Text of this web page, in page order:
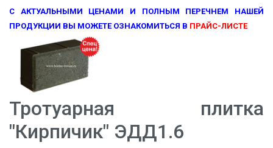
С АКТУАЛЬНЫМИ ЦЕНАМИ И ПОЛНЫМ ПЕРЕЧНЕМ НАШЕЙ
ПРОДУКЦИИ ВЫ МОЖЕТЕ ОЗНАКОМИТЬСЯ В ПРАЙС-ЛИСТЕ
Тротуарная плитка
"Кирпичик" ЭДД1.6